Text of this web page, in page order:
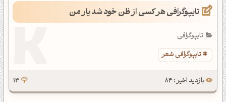
تایپوگرافی هر کسی از ظن خود شد یار من
تایپوگرافی
تایپوگرافی شعر
بازدید اخیر : 84 13